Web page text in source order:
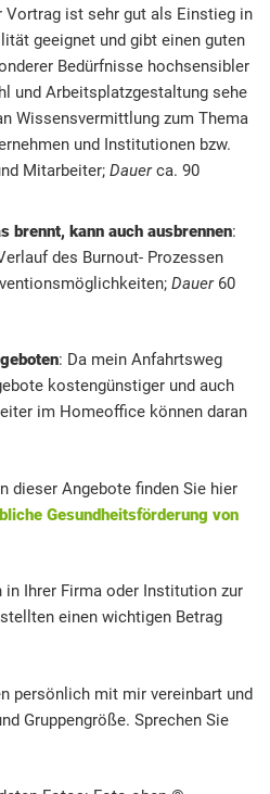
Vortrag ist sehr gut als Einstieg in
geeignet und gibt einen guten
Bedürfnisse hochsensibler
und Arbeitsplatzgestaltung sehe
Wissensvermittlung zum Thema
und Institutionen bzw.
Mitarbeiter; Dauerca. 90
brennt, kann auch ausbrennen:
des Burnout- Prozessen
Dauer60
: Da mein Anfahrtsweg
kostengünstiger und auch
im Homeoffice können daran
dieser Angebote finden Sie hier
Gesundheitsförderung von
in Ihrer Firma oder Institution zur
einen wichtigen Betrag
persönlich mit mir vereinbart und
Gruppengröße. Sprechen Sie